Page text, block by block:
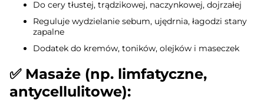
Do cery tłustej, trądzikowej, naczynkowej, dojrzałej
Reguluje wydzielanie sebum, ujędrnia, łagodzi stany
zapalne
Dodatek do kremów, toników, olejków i maseczek
✅ Masaże (np. limfatyczne,
antycellulitowe):